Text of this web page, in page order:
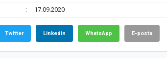
17.09.2020
Twitter Linkedin WhatsApp E-posta